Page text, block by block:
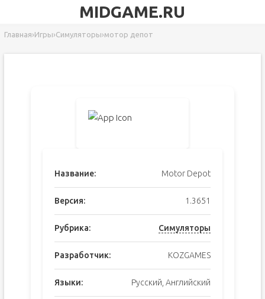
MIDGAME.RU
Главная›Игры›Симуляторы›мотор депот
Название: Motor Depot
Версия: 1.3651
Рубрика: Симуляторы
Разработчик: KOZGAMES
Языки: Русский, Английский